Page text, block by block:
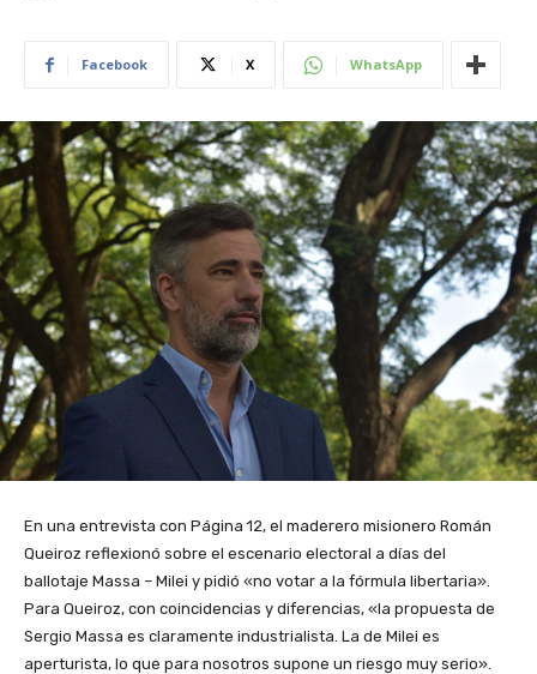
Facebook X WhatsApp
En una entrevista con Página 12, el maderero misionero Román
Queiroz reflexionó sobre el escenario electoral a días del
ballotaje Massa – Milei y pidió «no votar a la fórmula libertaria».
Para Queiroz, con coincidencias y diferencias, «la propuesta de
Sergio Massa es claramente industrialista. La de Milei es
aperturista, lo que para nosotros supone un riesgo muy serio».